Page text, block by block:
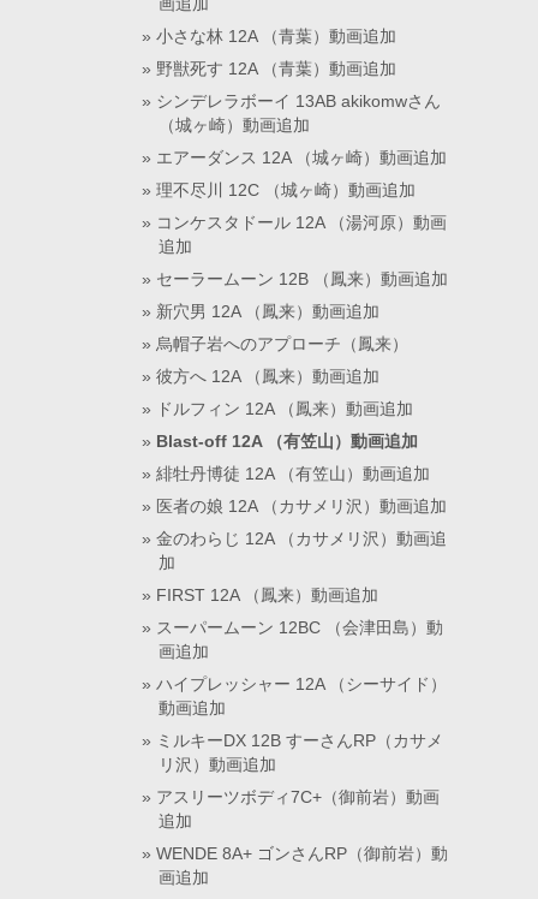
小さな林 12A （青葉）動画追加
野獣死す 12A （青葉）動画追加
シンデレラボーイ 13AB akikomwさん
（城ヶ崎）動画追加
エアーダンス 12A （城ヶ崎）動画追加
理不尽川 12C （城ヶ崎）動画追加
コンケスタドール 12A （湯河原）動画
追加
セーラームーン 12B （鳳来）動画追加
新穴男 12A （鳳来）動画追加
烏帽子岩へのアプローチ（鳳来）
彼方へ 12A （鳳来）動画追加
ドルフィン 12A （鳳来）動画追加
Blast-off 12A （有笠山）動画追加
緋牡丹博徒 12A （有笠山）動画追加
医者の娘 12A （カサメリ沢）動画追加
金のわらじ 12A （カサメリ沢）動画追
加
FIRST 12A （鳳来）動画追加
スーパームーン 12BC （会津田島）動
画追加
ハイプレッシャー 12A （シーサイド）
動画追加
ミルキーDX 12B すーさんRP（カサメ
リ沢）動画追加
アスリーツボディ7C+（御前岩）動画
追加
WENDE 8A+ ゴンさんRP（御前岩）動
画追加